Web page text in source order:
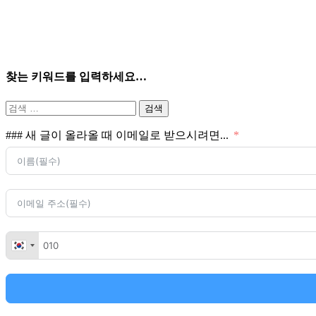
찾는 키워드를 입력하세요…
검
### 새 글이 올라올 때 이메일로 받으시려면...